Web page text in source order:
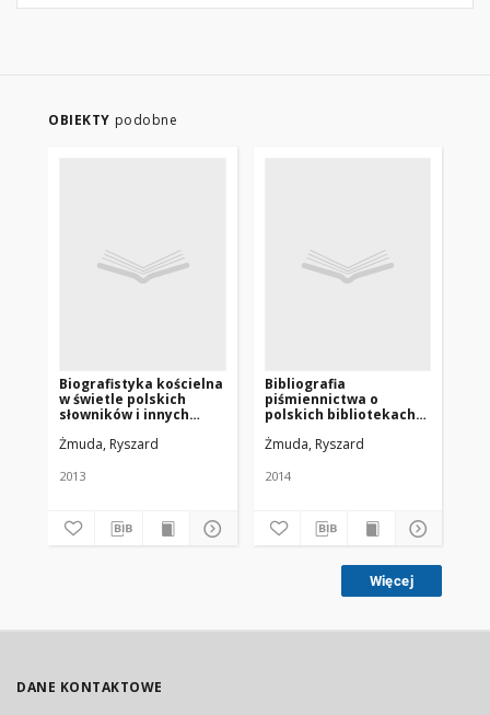
OBIEKTY podobne
Biografistyka kościelna
w świetle polskich
słowników i innych
Żmuda, Ryszard
2013
Bibliografia
piśmiennictwa o
polskich bibliotekach
Żmuda, Ryszard
2014
Więcej
DANE KONTAKTOWE